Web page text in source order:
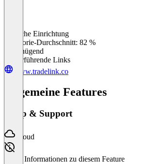
Einfache Einrichtung
Kategorie-Durchschnitt: 82 %
Ungenügend
Weiterführende Links
www.tradelink.co
Allgemeine Features
Setup & Support
Cloud
Keine Informationen zu diesem Feature